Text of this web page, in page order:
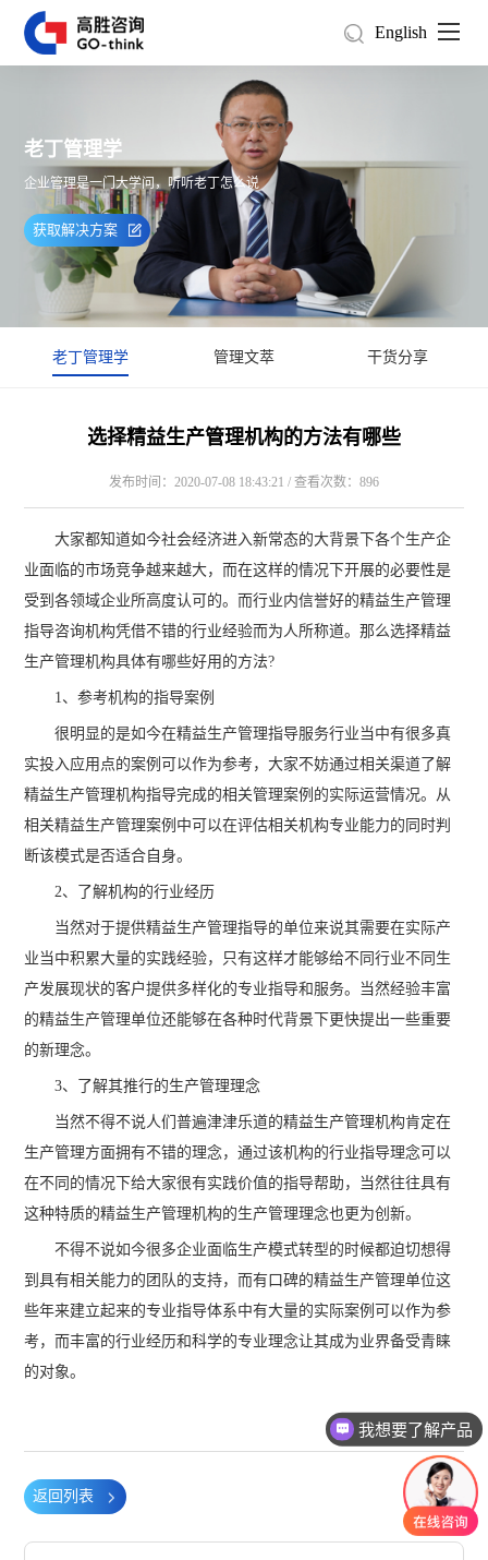
English
老丁管理学
企业管理是一门大学问，听听老丁怎么说
获取解决方案
老丁管理学 管理文萃 干货分享
选择精益生产管理机构的方法有哪些
发布时间：2020-07-08 18:43:21 / 查看次数：896
大家都知道如今社会经济进入新常态的大背景下各个生产企
业面临的市场竞争越来越大，而在这样的情况下开展的必要性是
受到各领域企业所高度认可的。而行业内信誉好的精益生产管理
指导咨询机构凭借不错的行业经验而为人所称道。那么选择精益
生产管理机构具体有哪些好用的方法?
1、参考机构的指导案例
很明显的是如今在精益生产管理指导服务行业当中有很多真
实投入应用点的案例可以作为参考，大家不妨通过相关渠道了解
精益生产管理机构指导完成的相关管理案例的实际运营情况。从
相关精益生产管理案例中可以在评估相关机构专业能力的同时判
断该模式是否适合自身。
2、了解机构的行业经历
当然对于提供精益生产管理指导的单位来说其需要在实际产
业当中积累大量的实践经验，只有这样才能够给不同行业不同生
产发展现状的客户提供多样化的专业指导和服务。当然经验丰富
的精益生产管理单位还能够在各种时代背景下更快提出一些重要
的新理念。
3、了解其推行的生产管理理念
当然不得不说人们普遍津津乐道的精益生产管理机构肯定在
生产管理方面拥有不错的理念，通过该机构的行业指导理念可以
在不同的情况下给大家很有实践价值的指导帮助，当然往往具有
这种特质的精益生产管理机构的生产管理理念也更为创新。
不得不说如今很多企业面临生产模式转型的时候都迫切想得
到具有相关能力的团队的支持，而有口碑的精益生产管理单位这
些年来建立起来的专业指导体系中有大量的实际案例可以作为参
考，而丰富的行业经历和科学的专业理念让其成为业界备受青睐
的对象。
返回列表
我想要了解产品